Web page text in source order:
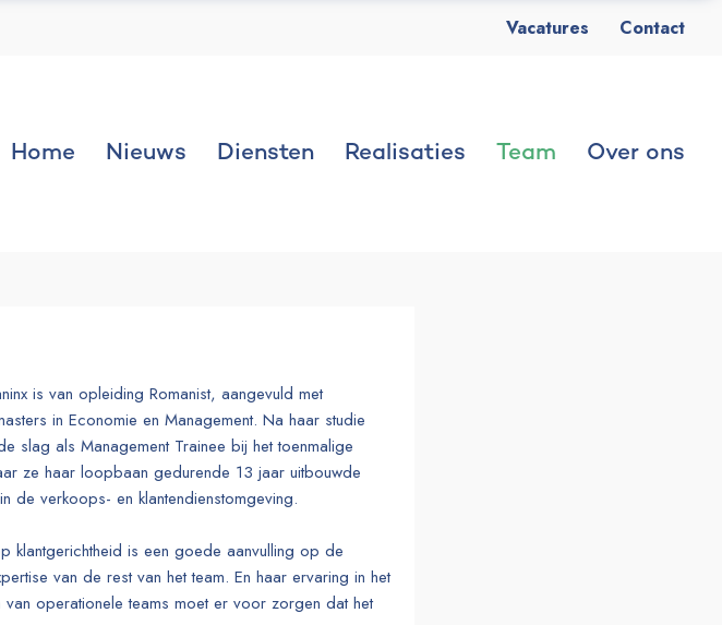
Vacatures Contact
Home Nieuws Diensten Realisaties Team Over ons
is van opleiding Romanist, aangevuld met
in Economie en Management. Na haar studie
slag als Management Trainee bij het toenmalige
ze haar loopbaan gedurende 13 jaar uitbouwde
de verkoops- en klantendienstomgeving.
klantgerichtheid is een goede aanvulling op de
van de rest van het team. En haar ervaring in het
van operationele teams moet er voor zorgen dat het